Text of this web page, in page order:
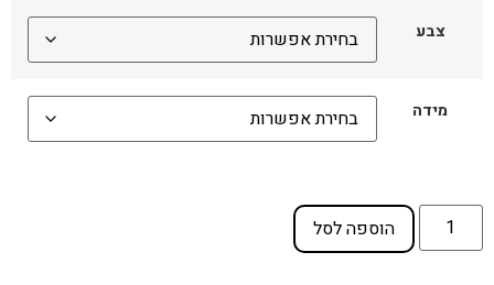
צבע
מידה
הוספה לסל